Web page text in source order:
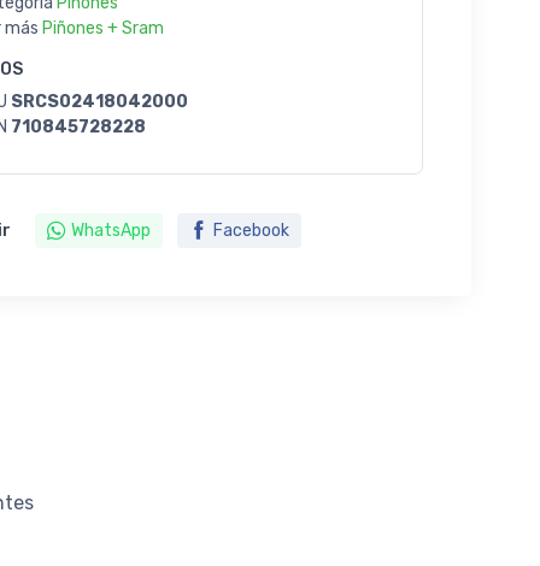
más Piñones + Sram
SRCS02418042000
710845728228
WhatsApp Facebook